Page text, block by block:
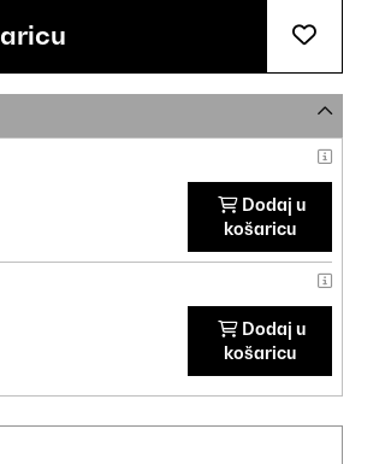
Dodaj u
košaricu
Dodaj u
košaricu